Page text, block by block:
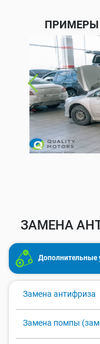
ПРИМЕРЫ
ЗАМЕНА
Дополнительные
Замена антифриза
Замена помпы